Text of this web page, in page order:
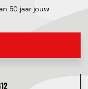
50 jaar jouw